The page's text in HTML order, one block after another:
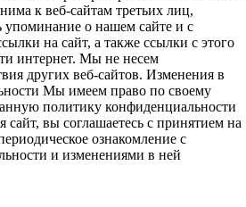
к веб-сайтам третьих лиц,
упоминание о нашем сайте и с
на сайт, а также ссылки с этого
интернет. Мы не несем
других веб-сайтов. Изменения в
Мы имеем право по своему
политику конфиденциальности
сайт, вы соглашаетесь с принятием на
ознакомление с
и изменениями в ней